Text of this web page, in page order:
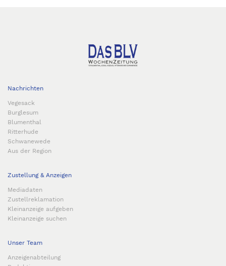
Nachrichten
Vegesack
Burglesum
Blumenthal
Ritterhude
Schwanewede
Aus der Region
Zustellung & Anzeigen
Mediadaten
Zustellreklamation
Kleinanzeige aufgeben
Kleinanzeige suchen
Unser Team
Anzeigenabteilung